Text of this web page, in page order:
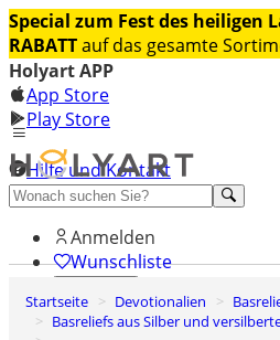
Special zum Fest des heiligen
RABATTauf das gesamte
Holyart APP
App Store
Play Store
Hilfe und Kontakt
Entdecken Sie Premium
Anmelden
Wunschliste
0
Warenkorb
Startseite Devotionalien
Basreliefs aus Silber und